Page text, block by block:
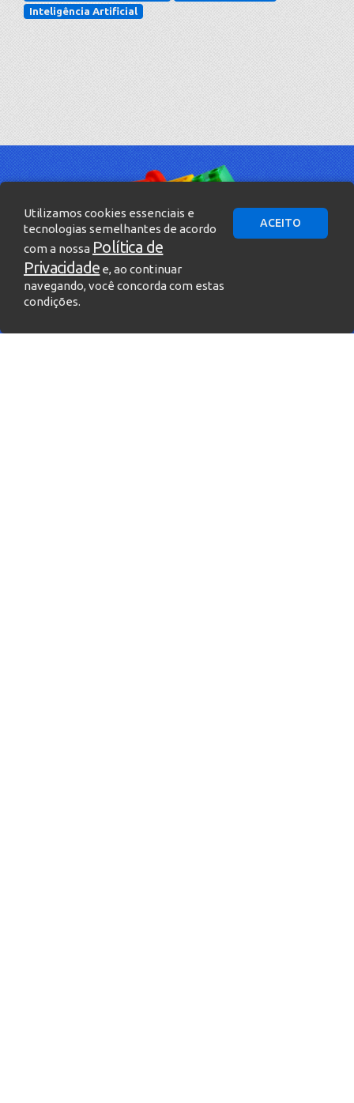
Inteligência Artificial
Utilizamos cookies essenciais e
tecnologias semelhantes de acordo
com a nossa Política de
Privacidade e, ao continuar
navegando, você concorda com estas
condições.
ACEITO